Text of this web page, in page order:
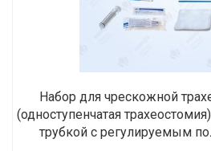
Набор для чрескожной
(одноступенчатая
трубкой с регулируемым